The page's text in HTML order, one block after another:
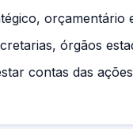
orçamentário
órgãos
contas das